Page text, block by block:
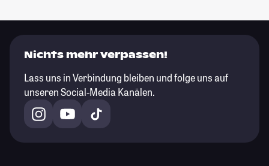
Nichts mehr verpassen!
Lass uns in Verbindung bleiben und folge uns auf
unseren Social-Media Kanälen.